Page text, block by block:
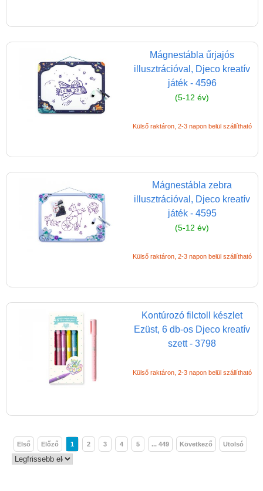
Mágnestábla űrjajós
illusztrációval, Djeco kreatív
játék - 4596
(5-12 év)
Külső raktáron, 2-3 napon belül szállítható
Mágnestábla zebra
illusztrációval, Djeco kreatív
játék - 4595
(5-12 év)
Külső raktáron, 2-3 napon belül szállítható
Kontúrozó filctoll készlet
Ezüst, 6 db-os Djeco kreatív
szett - 3798
Külső raktáron, 2-3 napon belül szállítható
Első Előző 1 2 3 4 5 ... 449 Következő Utolsó
Reklamáció és Elállás